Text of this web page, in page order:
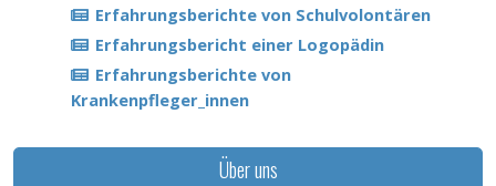
Erfahrungsberichte von Schulvolontären
Erfahrungsbericht einer Logopädin
Erfahrungsberichte von
Krankenpfleger_innen
Über uns